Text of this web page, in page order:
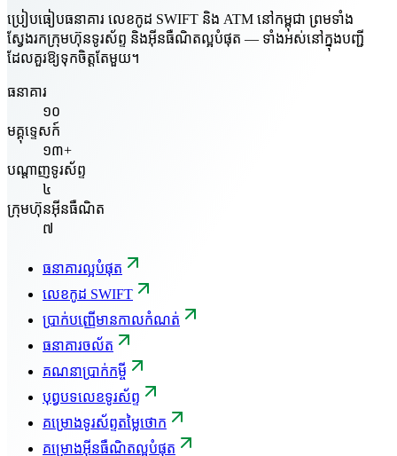
ប្រៀបធៀបធនាគារ លេខកូដ SWIFT និង ATM នៅកម្ពុជា ព្រមទាំង
ស្វែងរកក្រុមហ៊ុនទូរស័ព្ទ និងអ៊ីនធឺណិតល្អបំផុត — ទាំងអស់នៅក្នុងបញ្ជី
ដែលគួរឱ្យទុកចិត្តតែមួយ។
ធនាគារ
១០
មគ្គុទ្ទេសក៍
១៣+
បណ្តាញទូរស័ព្ទ
៤
ក្រុមហ៊ុនអ៊ីនធឺណិត
៧
ធនាគារល្អបំផុត
លេខកូដ SWIFT
ប្រាក់បញ្ញើមានកាលកំណត់
ធនាគារចល័ត
គណនាប្រាក់កម្ចី
បុព្វបទលេខទូរស័ព្ទ
គម្រោងទូរស័ព្ទតម្លៃថោក
គម្រោងអ៊ីនធឺណិតល្អបំផុត